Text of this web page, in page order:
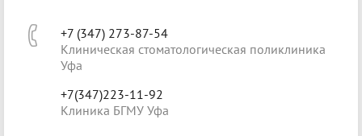
+7 (347) 273-87-54
Клиническая стоматологическая поликлиника
Уфа
+7(347)223-11-92
Клиника БГМУ Уфа